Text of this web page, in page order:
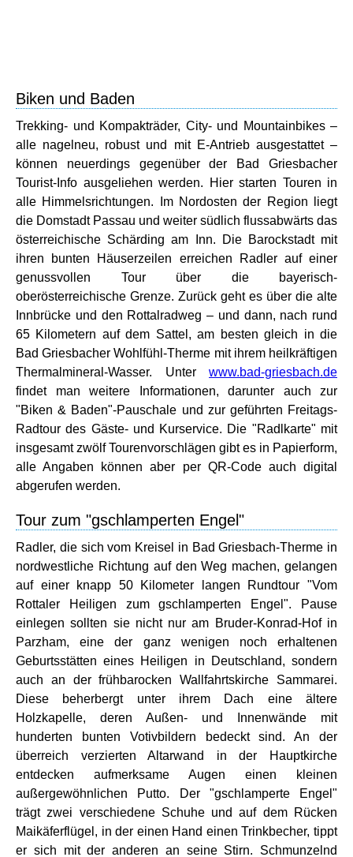
Biken und Baden
Trekking- und Kompakträder, City- und Mountainbikes –
alle nagelneu, robust und mit E-Antrieb ausgestattet –
können neuerdings gegenüber der Bad Griesbacher
Tourist-Info ausgeliehen werden. Hier starten Touren in
alle Himmelsrichtungen. Im Nordosten der Region liegt
die Domstadt Passau und weiter südlich flussabwärts das
österreichische Schärding am Inn. Die Barockstadt mit
ihren bunten Häuserzeilen erreichen Radler auf einer
genussvollen Tour über die bayerisch-
oberösterreichische Grenze. Zurück geht es über die alte
Innbrücke und den Rottalradweg – und dann, nach rund
65 Kilometern auf dem Sattel, am besten gleich in die
Bad Griesbacher Wohlfühl-Therme mit ihrem heilkräftigen
Thermalmineral-Wasser. Unter www.bad-griesbach.de
findet man weitere Informationen, darunter auch zur
"Biken & Baden"-Pauschale und zur geführten Freitags-
Radtour des Gäste- und Kurservice. Die "Radlkarte" mit
insgesamt zwölf Tourenvorschlägen gibt es in Papierform,
alle Angaben können aber per QR-Code auch digital
abgerufen werden.
Tour zum "gschlamperten Engel"
Radler, die sich vom Kreisel in Bad Griesbach-Therme in
nordwestliche Richtung auf den Weg machen, gelangen
auf einer knapp 50 Kilometer langen Rundtour "Vom
Rottaler Heiligen zum gschlamperten Engel". Pause
einlegen sollten sie nicht nur am Bruder-Konrad-Hof in
Parzham, eine der ganz wenigen noch erhaltenen
Geburtsstätten eines Heiligen in Deutschland, sondern
auch an der frühbarocken Wallfahrtskirche Sammarei.
Diese beherbergt unter ihrem Dach eine ältere
Holzkapelle, deren Außen- und Innenwände mit
hunderten bunten Votivbildern bedeckt sind. An der
überreich verzierten Altarwand in der Hauptkirche
entdecken aufmerksame Augen einen kleinen
außergewöhnlichen Putto. Der "gschlamperte Engel"
trägt zwei verschiedene Schuhe und auf dem Rücken
Maikäferflügel, in der einen Hand einen Trinkbecher, tippt
er sich mit der anderen an seine Stirn. Schmunzelnd